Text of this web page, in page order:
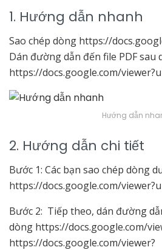
1. Hướng dẫn nhanh
Sao chép dòng https://
Dán đường dẫn đến file PDF sau
https://docs.google.com/
Hướng dẫn
2. Hướng dẫn chi tiết
Bước 1: Các bạn sao chép dòng
https://docs.google.com/
Bước 2: Tiếp theo, dán đường
dòng https://docs.google.com/
https://docs.google.com/viewer?